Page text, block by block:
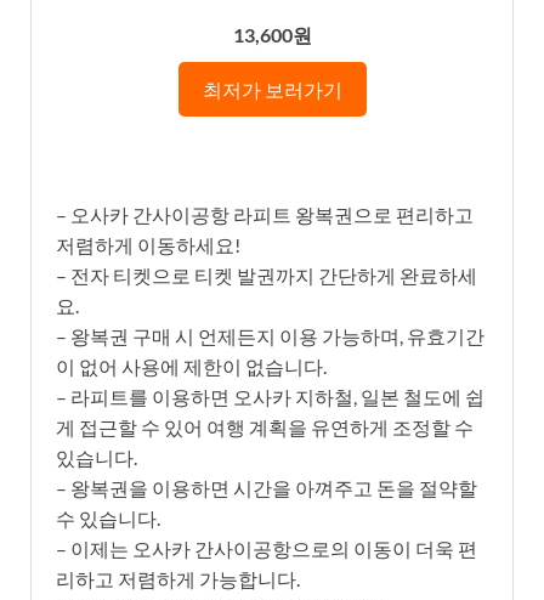
13,600원
최저가 보러가기
– 오사카 간사이공항 라피트 왕복권으로 편리하고
저렴하게 이동하세요!
– 전자 티켓으로 티켓 발권까지 간단하게 완료하세
요.
– 왕복권 구매 시 언제든지 이용 가능하며, 유효기간
이 없어 사용에 제한이 없습니다.
– 라피트를 이용하면 오사카 지하철, 일본 철도에 쉽
게 접근할 수 있어 여행 계획을 유연하게 조정할 수
있습니다.
– 왕복권을 이용하면 시간을 아껴주고 돈을 절약할
수 있습니다.
– 이제는 오사카 간사이공항으로의 이동이 더욱 편
리하고 저렴하게 가능합니다.